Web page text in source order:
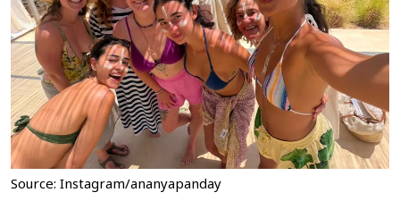
Source: Instagram/ananyapanday